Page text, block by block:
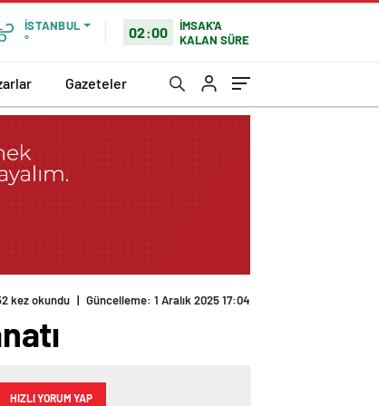
İSTANBUL
°
02:00
İMSAK'A
KALAN SÜRE
Gazeteler
kez okundu | Güncelleme: 1 Aralık 2025 17:04
HIZLI YORUM YAP